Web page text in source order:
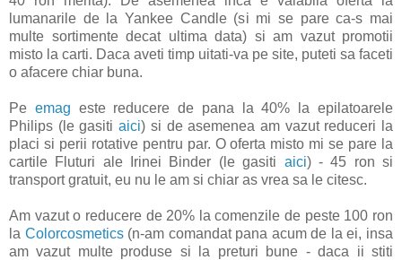
lumanarile de la Yankee Candle (si mi se pare ca-s mai
multe sortimente decat ultima data) si am vazut promotii
misto la carti. Daca aveti timp uitati-va pe site, puteti sa faceti
o afacere chiar buna.
Pe emag este reducere de pana la 40% la epilatoarele
Philips (le gasitiaici) si de asemenea am vazut reduceri la
placi si perii rotative pentru par. O oferta misto mi se pare la
cartile Fluturi ale Irinei Binder (le gasiti aici) - 45 ron si
transport gratuit, eu nu le am si chiar as vrea sa le citesc.
Am vazut o reducere de 20% la comenzile de peste 100 ron
la Colorcosmetics(n-am comandat pana acum de la ei, insa
am vazut multe produse si la preturi bune - daca ii stiti